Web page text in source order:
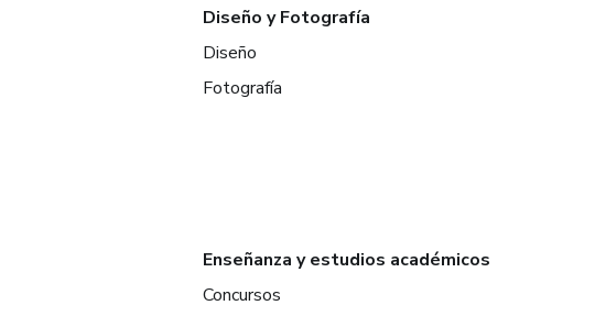
Diseño y Fotografía
Diseño
Fotografía
Enseñanza y estudios académicos
Concursos